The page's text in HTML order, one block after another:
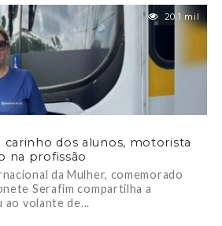
20.1 mil
carinho dos alunos, motorista
na profissão
da Mulher, comemorado
Serafim compartilha a
volante de...